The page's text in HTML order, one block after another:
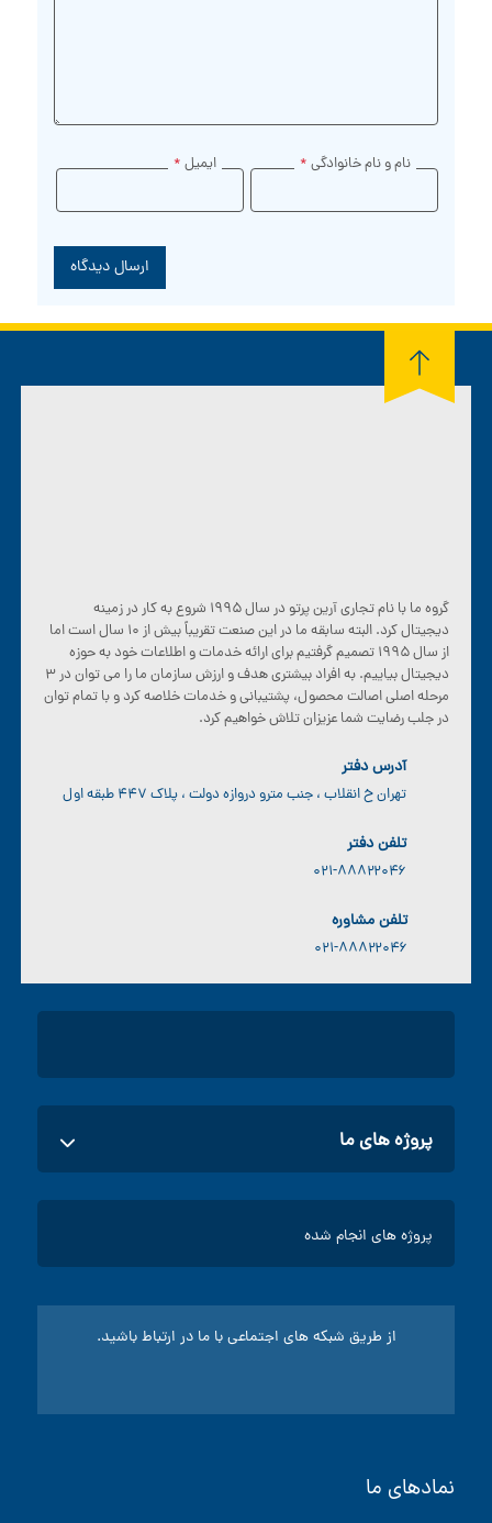
نام و نام خانوادگی * ایمیل *
گروه ما با نام تجاری آرین پرتو در سال ۱۹۹۵ شروع به کار در زمینه
دیجیتال کرد. البته سابقه ما در این صنعت تقریباً بیش از ۱۰ سال است اما
از سال ۱۹۹۵ تصمیم گرفتیم برای ارائه خدمات و اطلاعات خود به حوزه
دیجیتال بیاییم. به افراد بیشتری هدف و ارزش سازمان ما را می توان در ۳
مرحله اصلی اصالت محصول، پشتیبانی و خدمات خلاصه کرد و با تمام توان
در جلب رضایت شما عزیزان تلاش خواهیم کرد.
آدرس دفتر
تهران خ انقلاب ، جنب مترو دروازه دولت ، پلاک ۴۴۷ طبقه اول
تلفن دفتر
۰۲۱-۸۸۸۲۲۰۴۶
تلفن مشاوره
۰۲۱-۸۸۸۲۲۰۴۶
پروژه های ما
پروژه های اداری
پروژه های صنعتی
پروژه های انجام شده
از طریق شبکه های اجتماعی با ما در ارتباط باشید.
نمادهای ما